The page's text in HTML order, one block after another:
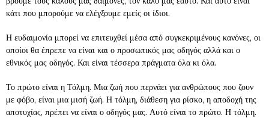
κάτι που μπορούμε να ελέγξουμε εμείς οι ίδιοι.
Η ευδαιμονία μπορεί να επιτευχθεί μέσα από συγκεκριμένους κανόνες, οι
οποίοι θα έπρεπε να είναι και ο προσωπικός μας οδηγός αλλά και ο
εθνικός μας οδηγός. Και είναι τέσσερα πράγματα όλα κι όλα.
Το πρώτο είναι η Τόλμη. Μια ζωή που περνάει για ανθρώπους που ζουν
με φόβο, είναι μια μισή ζωή. Η τόλμη, διάθεση για ρίσκο, η αποδοχή της
αποτυχίας, πρέπει να είναι ο οδηγός μας. Αυτό είναι το πρώτο. Η τόλμη.